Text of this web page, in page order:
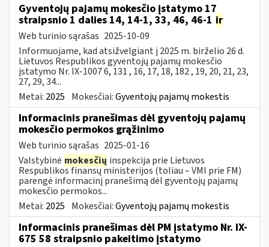
Gyventojų pajamų mokesčio įstatymo 17
straipsnio 1 dalies 14, 14-1, 33, 46, 46-1 ir
Web turinio sąrašas 2025-10-09
Informuojame, kad atsižvelgiant į 2025 m. birželio 26 d.
Lietuvos Respublikos gyventojų pajamų mokesčio
įstatymo Nr. IX-1007 6, 131 , 16, 17, 18, 182 , 19, 20, 21, 23,
27, 29, 34...
Metai: 2025 Mokesčiai:Gyventojų pajamų mokestis
Informacinis pranešimas dėl gyventojų pajamų
mokesčio permokos grąžinimo
Web turinio sąrašas 2025-01-16
Valstybinė mokesčių inspekcija prie Lietuvos
Respublikos finansų ministerijos (toliau – VMI prie FM)
parengė informacinį pranešimą dėl gyventojų pajamų
mokesčio permokos...
Metai: 2025 Mokesčiai:Gyventojų pajamų mokestis
Informacinis pranešimas dėl PM įstatymo Nr. IX-
675 58 straipsnio pakeitimo įstatymo